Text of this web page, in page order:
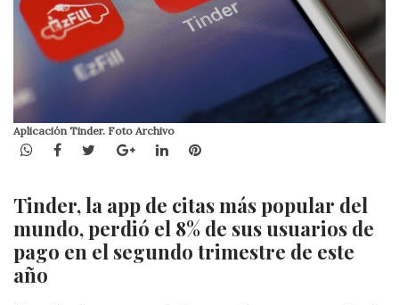
Aplicación Tinder. Foto Archivo
WhatsApp
Facebook
TwitterGoogle+LinkedInPinterest
Tinder, la app de citas más popular del
mundo, perdió el 8% de sus usuarios de
pago en el segundo trimestre de este
año